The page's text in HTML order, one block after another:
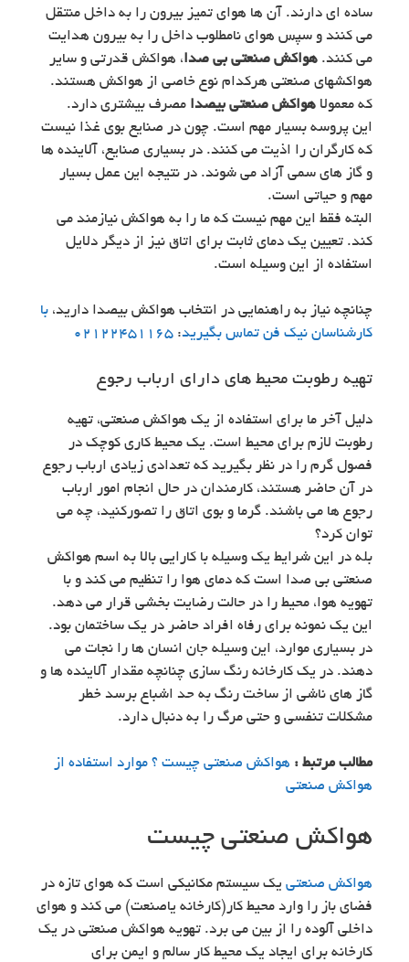
ساده ای دارند. آن ها هوای تمیز بیرون را به داخل منتقل
می کنند و سپس هوای نامطلوب داخل را به بیرون هدایت
می کنند. هواکش صنعتی بی صدا، هواکش قدرتی و سایر
هواکشهای صنعتی هرکدام نوع خاصی از هواکش هستند.
که معمولا هواکش صنعتی بیصدا مصرف بیشتری دارد.
این پروسه بسیار مهم است. چون در صنایع بوی غذا نیست
که کارگران را اذیت می کنند. در بسیاری صنایع، آلاینده ها
و گاز های سمی آزاد می شوند. در نتیجه این عمل بسیار
مهم و حیاتی است.
البته فقط این مهم نیست که ما را به هواکش نیازمند می
کند. تعیین یک دمای ثابت برای اتاق نیز از دیگر دلایل
استفاده از این وسیله است.
چنانچه نیاز به راهنمایی در انتخاب هواکش بیصدا دارید، با
کارشناسان نیک فن تماس بگیرید:
02122451165
تهیه رطوبت محیط های دارای ارباب رجوع
دلیل آخر ما برای استفاده از یک هواکش صنعتی، تهیه
رطوبت لازم برای محیط است. یک محیط کاری کوچک در
فصول گرم را در نظر بگیرید که تعدادی زیادی ارباب رجوع
در آن حاضر هستند، کارمندان در حال انجام امور ارباب
رجوع ها می باشند. گرما و بوی اتاق را تصورکنید، چه می
توان کرد؟
بله در این شرایط یک وسیله با کارایی بالا به اسم هواکش
صنعتی بی صدا است که دمای هوا را تنظیم می کند و با
تهویه هوا، محیط را در حالت رضایت بخشی قرار می دهد.
این یک نمونه برای رفاه افراد حاضر در یک ساختمان بود.
در بسیاری موارد، این وسیله جان انسان ها را نجات می
دهند. در یک کارخانه رنگ سازی چنانچه مقدار آلاینده ها و
گاز های ناشی از ساخت رنگ به حد اشباع برسد خطر
مشکلات تنفسی و حتی مرگ را به دنبال دارد.
مطالب مرتبط : هواکش صنعتی چیست ؟ موارد استفاده از
هواکش صنعتی
هواکش صنعتی چیست
هواکش صنعتی یک سیستم مکانیکی است که هوای تازه در
فضای باز را وارد محیط کار(کارخانه یاصنعت) می کند و هوای
داخلی آلوده را از بین می برد. تهویه هواکش صنعتی در یک
کارخانه برای ایجاد یک محیط کار سالم و ایمن برای